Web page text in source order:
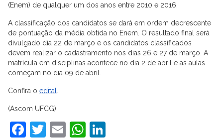
(Enem) de qualquer um dos anos entre 2010 e 2016.
A classificação dos candidatos se dará em ordem decrescente
de pontuação da média obtida no Enem. O resultado final será
divulgado dia 22 de março e os candidatos classificados
devem realizar o cadastramento nos dias 26 e 27 de março. A
matrícula em disciplinas acontece no dia 2 de abril e as aulas
começam no dia 09 de abril.
Confira o edital
(Ascom UFCG)
Facebook
Twitter
EmailWhatsApp